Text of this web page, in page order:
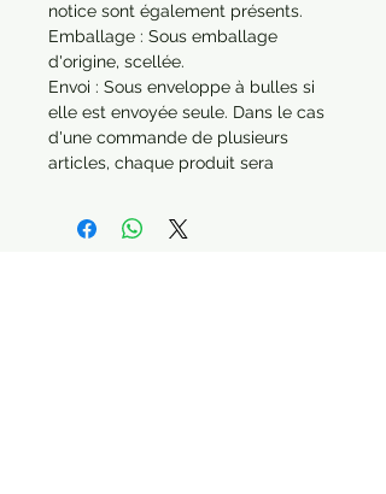
notice sont également présents.
Emballage : Sous emballage
d'origine, scellée.
Envoi : Sous enveloppe à bulles si
elle est envoyée seule. Dans le cas
d'une commande de plusieurs
articles, chaque produit sera